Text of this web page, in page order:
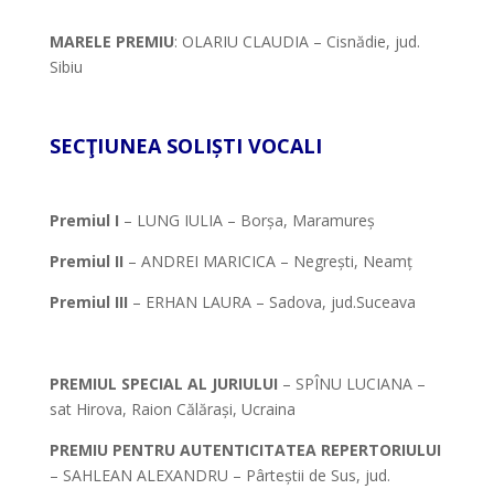
MARELE PREMIU: OLARIU CLAUDIA – Cisnădie, jud.
Sibiu
SECŢIUNEA SOLIȘTI VOCALI
Premiul I – LUNG IULIA – Borșa, Maramureș
Premiul II – ANDREI MARICICA – Negrești, Neamț
Premiul III – ERHAN LAURA – Sadova, jud.Suceava
PREMIUL SPECIAL AL JURIULUI – SPÎNU LUCIANA –
sat Hirova, Raion Călărași, Ucraina
PREMIU PENTRU AUTENTICITATEA REPERTORIULUI
– SAHLEAN ALEXANDRU – Pârteștii de Sus, jud.